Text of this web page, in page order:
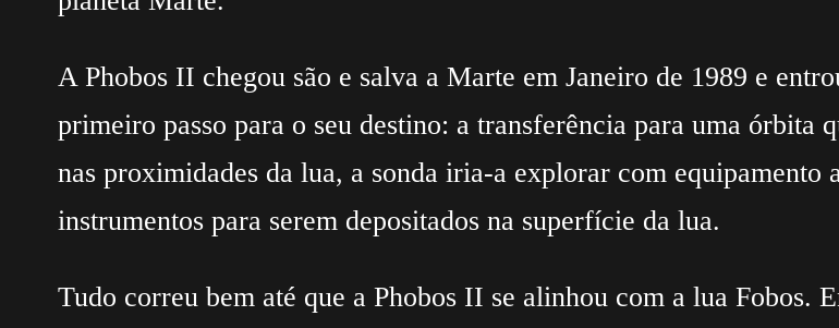
A Phobos II chegou são e salva a Marte em Janeiro de 1989 e
primeiro passo para o seu destino: a transferência para uma órbita
nas proximidades da lua, a sonda iria-a explorar com
instrumentos para serem depositados na superfície da lua.
Tudo correu bem até que a Phobos II se alinhou com a lua Fobos.